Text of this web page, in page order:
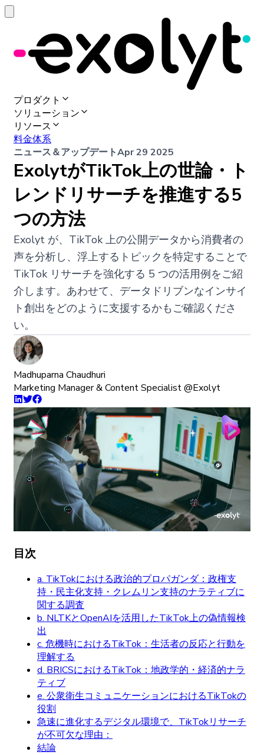
プロダクト
ソリューション
リソース
料金体系
ニュース＆アップデートApr 29 2025
ExolytがTikTok上の世論・ト
レンドリサーチを推進する5
つの方法
Exolyt が、TikTok 上の公開データから消費者の
声を分析し、浮上するトピックを特定することで
TikTok リサーチを強化する 5 つの活用例をご紹
介します。あわせて、データドリブンなインサイ
ト創出をどのように支援するかもご確認くださ
い。
Madhuparna Chaudhuri
Marketing Manager & Content Specialist @Exolyt
目次
a. TikTokにおける政治的プロパガンダ：政権支
持・民主化支持・クレムリン支持のナラティブに
関する調査
b. NLTKとOpenAIを活用したTikTok上の偽情報検
出
c. 危機時におけるTikTok：生活者の反応と行動を
理解する
d. BRICSにおけるTikTok：地政学的・経済的ナラ
ティブ
e. 公衆衛生コミュニケーションにおけるTikTokの
役割
急速に進化するデジタル環境で、TikTokリサーチ
が不可欠な理由：
結論